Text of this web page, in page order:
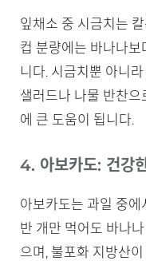
잎채소 중 시금치는
컵 분량에는 바나나
니다. 시금치뿐 아니
샐러드나 나물 반찬으
에 큰 도움이 됩니다.
4. 아보카도: 건강
아보카도는 과일 중
반 개만 먹어도 바나
으며, 불포화 지방산